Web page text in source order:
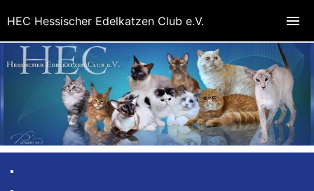
HEC Hessischer Edelkatzen Club e.V.